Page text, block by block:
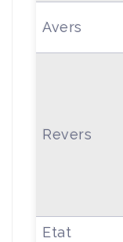
Avers
Revers
Etat